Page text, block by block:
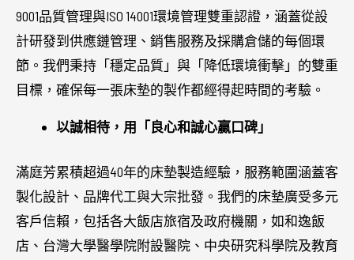
9001品質管理與ISO 14001環境管理雙重認證，涵蓋從設
計研發到供應鏈管理、銷售服務及採購倉儲的每個環
節。我們秉持「穩定品質」與「降低環境衝擊」的雙重
目標，確保每一張床墊的製作都經得起時間的考驗。
以誠相待，用「良心和誠心贏口碑」
滿庭芳累積超過40年的床墊製造經驗，服務範圍涵蓋客
製化設計、品牌代工與大宗批發。我們的床墊廣受多元
客戶信賴，包括各大飯店旅宿及政府機關，如和逸飯
店、台灣大學醫學院附設醫院、中央研究科學院及教育